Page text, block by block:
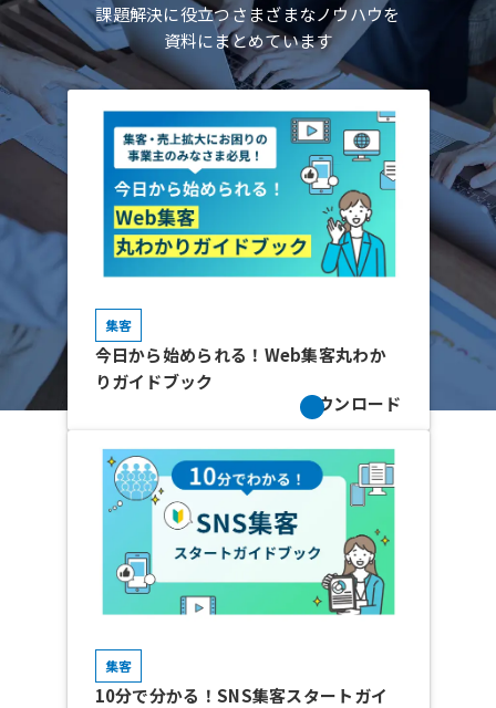
課題解決に役立つさまざまなノウハウを
資料にまとめています
集客
今日から始められる！Web集客丸わか
りガイドブック
ダウンロード
集客
10分で分かる！SNS集客スタートガイ